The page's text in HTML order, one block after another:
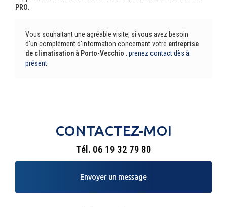
PRO.
Vous souhaitant une agréable visite, si vous avez besoin
d'un complément d'information concernant votre entreprise
de climatisation à Porto-Vecchio : prenez contact dès à
présent.
CONTACTEZ-MOI
Tél. 06 19 32 79 80
Envoyer un message